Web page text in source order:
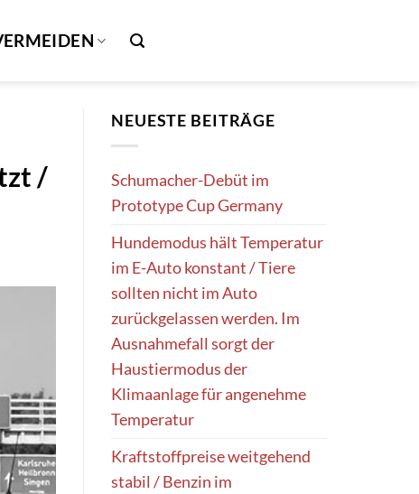
/
NEUESTE BEITRÄGE
Schumacher-Debüt im
Prototype Cup Germany
Hundemodus hält Temperatur
im E-Auto konstant / Tiere
sollten nicht im Auto
zurückgelassen werden. Im
Ausnahmefall sorgt der
Haustiermodus der
Klimaanlage für angenehme
Temperatur
Kraftstoffpreise weitgehend
stabil / Benzin im